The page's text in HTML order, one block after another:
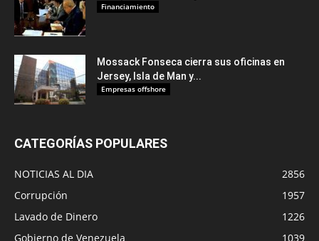
Financiamiento
Mossack Fonseca cierra sus oficinas en
Jersey, Isla de Man y...
Empresas offshore
CATEGORÍAS POPULARES
NOTICIAS AL DIA
2856
Corrupción
1957
Lavado de Dinero
1226
Gobierno de Venezuela
1039